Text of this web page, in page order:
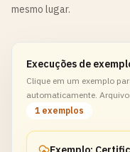
mesmo lugar.
Execuções de
Clique em um exemplo
automaticamente.
1 exemplos